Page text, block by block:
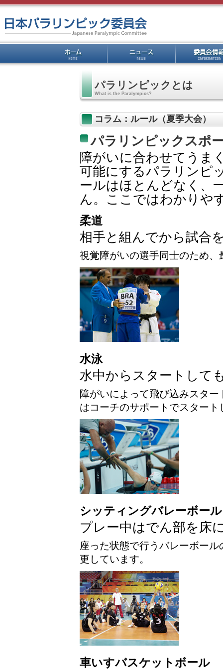
パラリンピックとは
What is the Paralympics?
コラム：ルール（夏季大会）
パラリンピックスポ
障がいに合わせてうま
可能にするパラリンピ
ールはほとんどなく、
ん。ここではわかりや
柔道
相手と組んでから試合
視覚障がいの選手同士のため
水泳
水中からスタートして
障がいによって飛び込みスタ
はコーチのサポートでスタート
シッティングバレーボール
プレー中はでん部を床
座った状態で行うバレーボー
更しています。
車いすバスケットボール